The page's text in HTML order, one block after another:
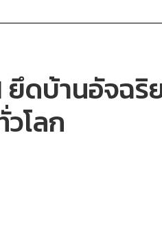
ดบ้านอัจฉริ
โลก